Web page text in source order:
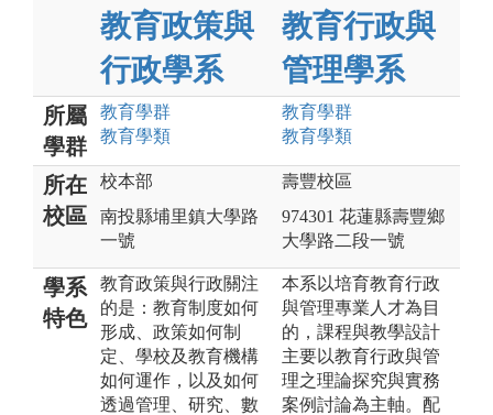
教育政策與
行政學系
教育行政與
管理學系
所屬
學群
教育學群
教育學類
教育學群
教育學類
所在
校區
校本部
南投縣埔里鎮大學路
一號
壽豐校區
974301 花蓮縣壽豐鄉
大學路二段一號
學系
特色
教育政策與行政關注
的是：教育制度如何
形成、政策如何制
定、學校及教育機構
如何運作，以及如何
透過管理、研究、數
本系以培育教育行政
與管理專業⼈才為⽬
的，課程與教學設計
主要以教育⾏政與管
理之理論探究與實務
案例討論為主軸。配